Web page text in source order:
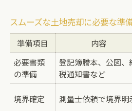
スムーズな土地売却に必要な準
準備項目 内容
必要書類
の準備
登記簿謄本、公図、
税通知書など
境界確定 測量士依頼で境界明